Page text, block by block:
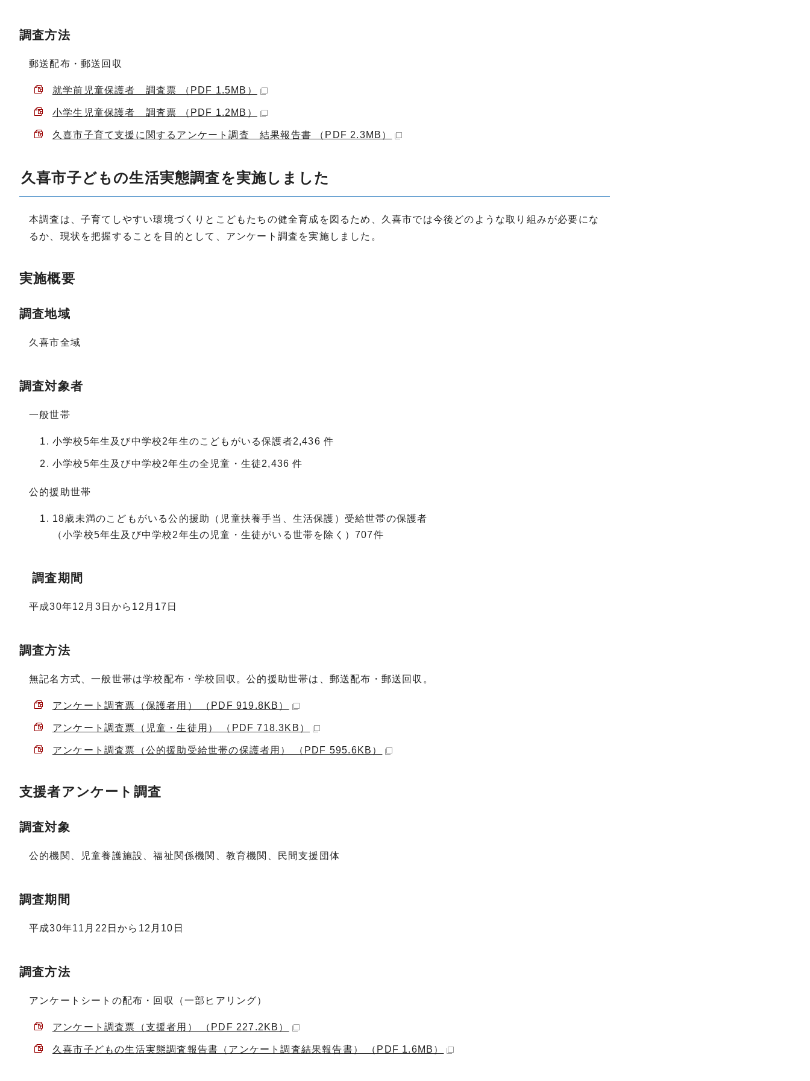
調査方法
郵送配布・郵送回収
就学前児童保護者 調査票 （PDF 1.5MB）
小学生児童保護者 調査票 （PDF 1.2MB）
久喜市子育て支援に関するアンケート調査 結果報告書 （PDF 2.3MB）
久喜市子どもの生活実態調査を実施しました
本調査は、子育てしやすい環境づくりとこどもたちの健全育成を図るため、久喜市では今後どのような取り組みが必要にな
るか、現状を把握することを目的として、アンケート調査を実施しました。
実施概要
調査地域
久喜市全域
調査対象者
一般世帯
小学校5年生及び中学校2年生のこどもがいる保護者2,436 件
小学校5年生及び中学校2年生の全児童・生徒2,436 件
公的援助世帯
18歳未満のこどもがいる公的援助（児童扶養手当、生活保護）受給世帯の保護者
（小学校5年生及び中学校2年生の児童・生徒がいる世帯を除く）707件
調査期間
平成30年12月3日から12月17日
調査方法
無記名方式、一般世帯は学校配布・学校回収。公的援助世帯は、郵送配布・郵送回収。
アンケート調査票（保護者用） （PDF 919.8KB）
アンケート調査票（児童・生徒用） （PDF 718.3KB）
アンケート調査票（公的援助受給世帯の保護者用） （PDF 595.6KB）
支援者アンケート調査
調査対象
公的機関、児童養護施設、福祉関係機関、教育機関、民間支援団体
調査期間
平成30年11月22日から12月10日
調査方法
アンケートシートの配布・回収（一部ヒアリング）
アンケート調査票（支援者用） （PDF 227.2KB）
久喜市子どもの生活実態調査報告書（アンケート調査結果報告書） （PDF 1.6MB）